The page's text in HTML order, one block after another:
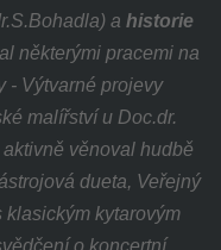
a historie
některými pracemi na
- Výtvarné projevy
malířství u Doc.dr.
věnoval hudbě
dueta, Veřejný
klasickým kytarovým
o koncertní